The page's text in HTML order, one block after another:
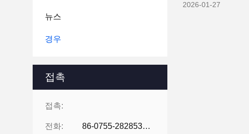
뉴스
경우
접촉
접촉:
전화: 86-0755-28285391
2026-01-27